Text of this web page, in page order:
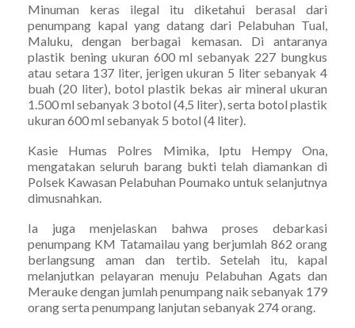
Minuman keras ilegal itu diketahui berasal dari
penumpang kapal yang datang dari Pelabuhan Tual,
Maluku, dengan berbagai kemasan. Di antaranya
plastik bening ukuran 600 ml sebanyak 227 bungkus
atau setara 137 liter, jerigen ukuran 5 liter sebanyak 4
buah (20 liter), botol plastik bekas air mineral ukuran
1.500 ml sebanyak 3 botol (4,5 liter), serta botol plastik
ukuran 600 ml sebanyak 5 botol (4 liter).
Kasie Humas Polres Mimika, Iptu Hempy Ona,
mengatakan seluruh barang bukti telah diamankan di
Polsek Kawasan Pelabuhan Poumako untuk selanjutnya
dimusnahkan.
Ia juga menjelaskan bahwa proses debarkasi
penumpang KM Tatamailau yang berjumlah 862 orang
berlangsung aman dan tertib. Setelah itu, kapal
melanjutkan pelayaran menuju Pelabuhan Agats dan
Merauke dengan jumlah penumpang naik sebanyak 179
orang serta penumpang lanjutan sebanyak 274 orang.